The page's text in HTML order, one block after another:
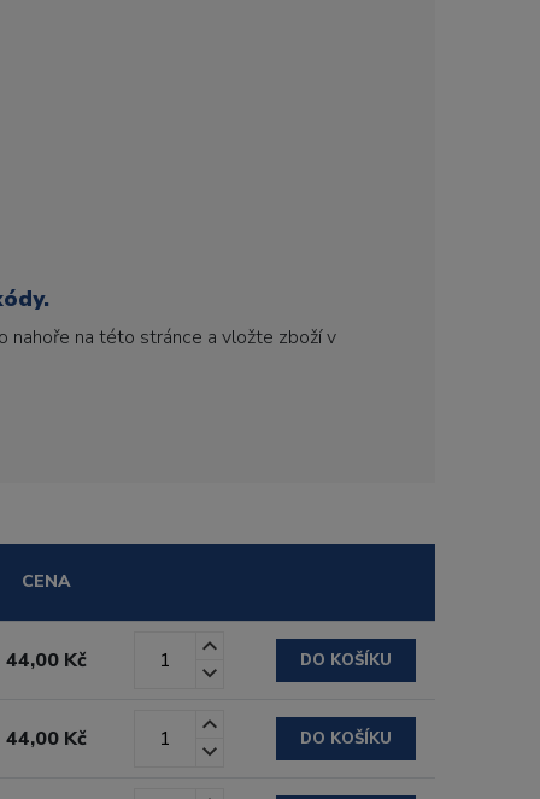
nahoře na této stránce a vložte zboží v
CENA
44,00 Kč DO KOŠÍKU
44,00 Kč DO KOŠÍKU